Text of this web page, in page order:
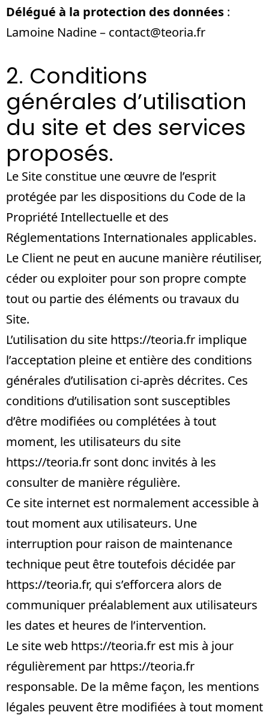
Délégué à la protection des données :
Lamoine Nadine – contact@teoria.fr
2. Conditions
générales d’utilisation
du site et des services
proposés.
Le Site constitue une œuvre de l’esprit
protégée par les dispositions du Code de la
Propriété Intellectuelle et des
Réglementations Internationales applicables.
Le Client ne peut en aucune manière réutiliser,
céder ou exploiter pour son propre compte
tout ou partie des éléments ou travaux du
Site.
L’utilisation du site https://teoria.fr implique
l’acceptation pleine et entière des conditions
générales d’utilisation ci-après décrites. Ces
conditions d’utilisation sont susceptibles
d’être modifiées ou complétées à tout
moment, les utilisateurs du site
https://teoria.fr sont donc invités à les
consulter de manière régulière.
Ce site internet est normalement accessible à
tout moment aux utilisateurs. Une
interruption pour raison de maintenance
technique peut être toutefois décidée par
https://teoria.fr, qui s’efforcera alors de
communiquer préalablement aux utilisateurs
les dates et heures de l’intervention.
Le site web https://teoria.fr est mis à jour
régulièrement par https://teoria.fr
responsable. De la même façon, les mentions
légales peuvent être modifiées à tout moment